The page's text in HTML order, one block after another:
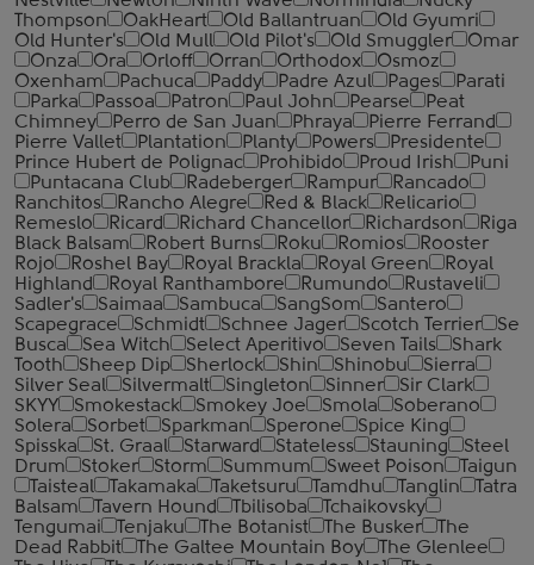
Thompson
OakHeart Old Ballantruan
Old Gyumri
Old Hunter's
Old Mull Old Pilot's Old Smuggler
Omar
Onza
Ora Orloff Orran Orthodox
Osmoz
Oxenham
Pachuca Paddy Padre Azul Pages
Parati
Parka
Passoa Patron Paul John Pearse
Peat
Chimney
Perro de San Juan Phraya
Pierre Ferrand
Pierre Vallet
Plantation Planty Powers
Presidente
Prince Hubert de Polignac
Prohibido Proud Irish
Puni
Puntacana Club
Radeberger Rampur
Rancado
Ranchitos
Rancho Alegre Red & Black
Relicario
Remeslo
Ricard Richard Chancellor Richardson
Riga
Black Balsam
Robert Burns Roku Romios
Rooster
Rojo
Roshel Bay Royal Brackla Royal Green
Royal
Highland
Royal Ranthambore Rumundo
Rustaveli
Sadler's
Saimaa Sambuca SangSom
Santero
Scapegrace
Schmidt Schnee Jager Scotch Terrier
Se
Busca
Sea Witch Select Aperitivo Seven Tails
Shark
Tooth
Sheep Dip Sherlock Shin Shinobu
Sierra
Silver Seal
Silvermalt Singleton Sinner
Sir Clark
SKYY
Smokestack Smokey Joe Smola
Soberano
Solera
Sorbet Sparkman Sperone
Spice King
Spisska
St. Graal Starward Stateless Stauning
Steel
Drum
Stoker Storm Summum Sweet Poison
Taigun
Taisteal
Takamaka Taketsuru Tamdhu Tanglin
Tatra
Balsam
Tavern Hound Tbilisoba
Tchaikovsky
Tengumai
Tenjaku The Botanist The Busker
The
Dead Rabbit
The Galtee Mountain Boy
The Glenlee